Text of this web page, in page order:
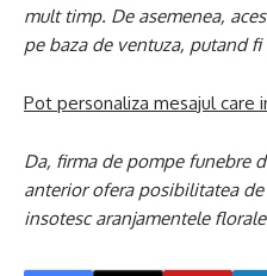
mult timp. De asemenea,
pe baza de ventuza, putand
Pot personaliza mesajul care
Da, firma de pompe funebre
anterior ofera posibilitatea
insotesc aranjamentele